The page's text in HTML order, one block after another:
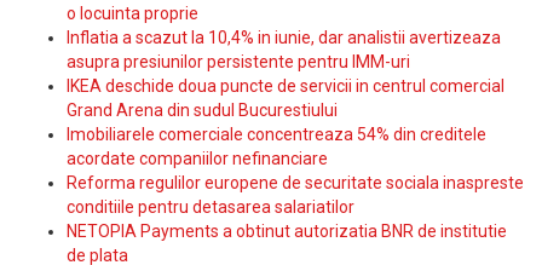
o locuinta proprie
Inflatia a scazut la 10,4% in iunie, dar analistii avertizeaza
asupra presiunilor persistente pentru IMM-uri
IKEA deschide doua puncte de servicii in centrul comercial
Grand Arena din sudul Bucurestiului
Imobiliarele comerciale concentreaza 54% din creditele
acordate companiilor nefinanciare
Reforma regulilor europene de securitate sociala inaspreste
conditiile pentru detasarea salariatilor
NETOPIA Payments a obtinut autorizatia BNR de institutie
de plata